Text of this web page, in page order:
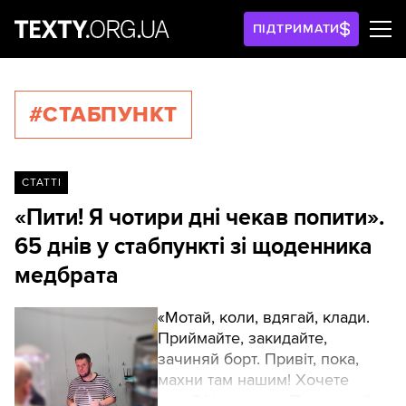
ПІДТРИМАТИ
#СТАБПУНКТ
СТАТТІ
«Пити! Я чотири дні чекав попити».
65 днів у стабпункті зі щоденника
медбрата
«Мотай, коли, вдягай, клади.
Приймайте, закидайте,
зачиняй борт. Привіт, пока,
махни там нашим! Хочете